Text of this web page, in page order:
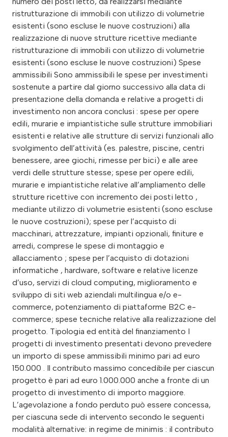
ristrutturazione di immobili con utilizzo di volumetrie
esistenti (sono escluse le nuove costruzioni) alla
realizzazione di nuove strutture ricettive mediante
ristrutturazione di immobili con utilizzo di volumetrie
esistenti (sono escluse le nuove costruzioni) Spese
ammissibili Sono ammissibili le spese per investimenti
sostenute a partire dal giorno successivo alla data di
presentazione della domanda e relative a progetti di
investimento non ancora conclusi : spese per opere
edili, murarie e impiantistiche sulle strutture immobiliari
esistenti e relative alle strutture di servizi funzionali allo
svolgimento dell’attività (es. palestre, piscine, centri
benessere, aree giochi, rimesse per bici) e alle aree
verdi delle strutture stesse; spese per opere edili,
murarie e impiantistiche relative all’ampliamento delle
strutture ricettive con incremento dei posti letto ,
mediante utilizzo di volumetrie esistenti (sono escluse
le nuove costruzioni); spese per l’acquisto di
macchinari, attrezzature, impianti opzionali, finiture e
arredi, comprese le spese di montaggio e
allacciamento ; spese per l’acquisto di dotazioni
informatiche , hardware, software e relative licenze
d’uso, servizi di cloud computing, miglioramento e
sviluppo di siti web aziendali multilingua e/o e-
commerce, potenziamento di piattaforme B2C e-
commerce; spese tecniche relative alla realizzazione del
progetto. Tipologia ed entità del finanziamento I
progetti di investimento presentati devono prevedere
un importo di spese ammissibili minimo pari ad euro
150.000 . Il contributo massimo concedibile per ciascun
progetto è pari ad euro 1.000.000 anche a fronte di un
progetto di investimento di importo maggiore.
L’agevolazione a fondo perduto può essere concessa,
per ciascuna sede di intervento secondo le seguenti
modalità alternative: in regime de minimis : il contributo